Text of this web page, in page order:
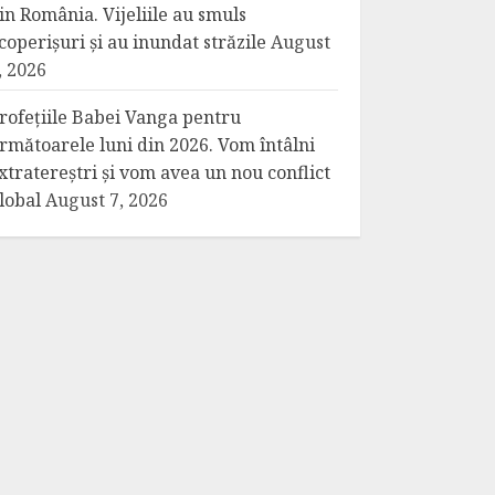
România. Vijeliile au smuls
și au inundat străzile August
2026
Babei Vanga pentru
luni din 2026. Vom întâlni
și vom avea un nou conflict
August 7, 2026